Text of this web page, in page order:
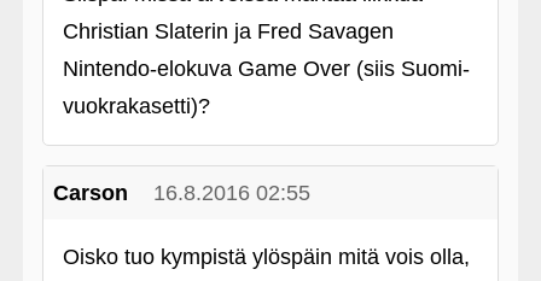
Christian Slaterin ja Fred Savagen
Nintendo-elokuva Game Over (siis Suomi-
vuokrakasetti)?
Carson 16.8.2016 02:55
Oisko tuo kympistä ylöspäin mitä vois olla,